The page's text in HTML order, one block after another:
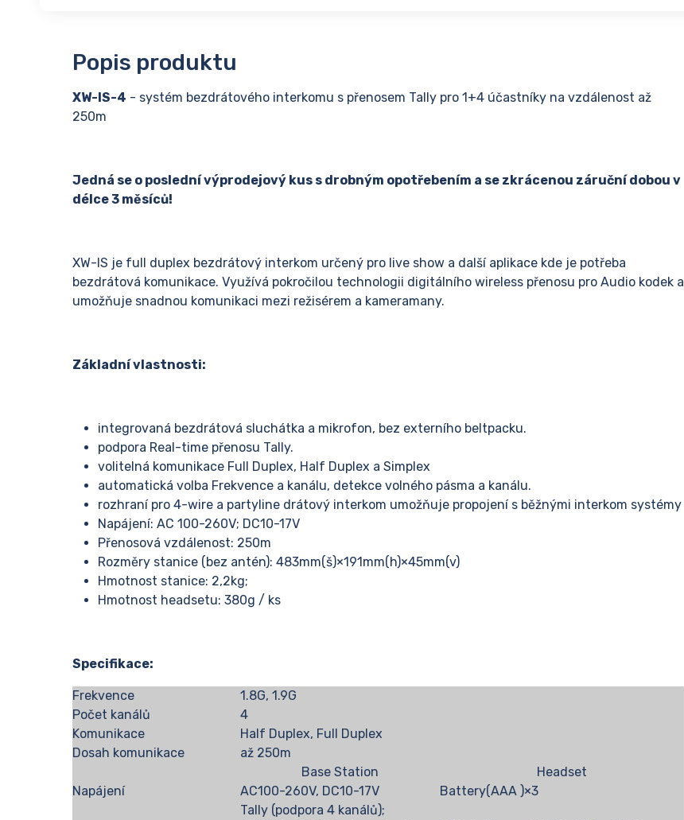
Popis produktu
XW-IS-4 - systém bezdrátového interkomu s přenosem Tally pro 1+4 účastníky na vzdálenost až
250m
Jedná se o poslední výprodejový kus s drobným opotřebením a se zkrácenou záruční dobou v
délce 3 měsíců!
XW-IS je full duplex bezdrátový interkom určený pro live show a další aplikace kde je potřeba
bezdrátová komunikace. Využívá pokročilou technologii digitálního wireless přenosu pro Audio kodek a
umožňuje snadnou komunikaci mezi režisérem a kameramany.
Základní vlastnosti:
integrovaná bezdrátová sluchátka a mikrofon, bez externího beltpacku.
podpora Real-time přenosu Tally.
volitelná komunikace Full Duplex, Half Duplex a Simplex
automatická volba Frekvence a kanálu, detekce volného pásma a kanálu.
rozhraní pro 4-wire a partyline drátový interkom umožňuje propojení s běžnými interkom systémy
Napájení: AC 100-260V; DC10-17V
Přenosová vzdálenost: 250m
Rozměry stanice (bez antén): 483mm(š)×191mm(h)×45mm(v)
Hmotnost stanice: 2,2kg;
Hmotnost headsetu: 380g / ks
Specifikace:
Frekvence
1.8G, 1.9G
Počet kanálů
4
Komunikace
Half Duplex, Full Duplex
Dosah komunikace
až 250m
Base Station
Headset
Napájení
AC100-260V, DC10-17V Battery(AAA )×3
Tally (podpora 4 kanálů);